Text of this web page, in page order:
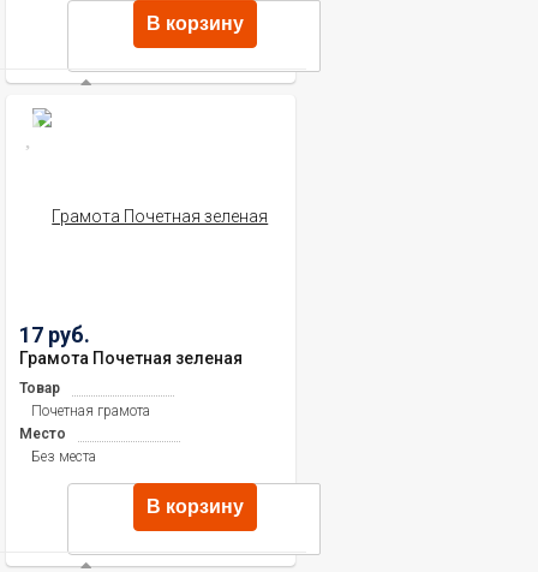
В корзину
17 руб.
Грамота Почетная зеленая
Товар
Почетная грамота
Место
Без места
В корзину